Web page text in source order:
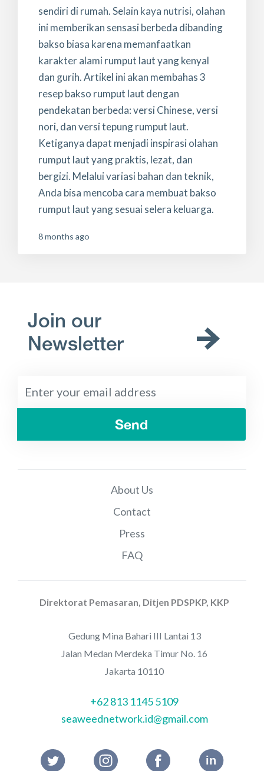
sendiri di rumah. Selain kaya nutrisi, olahan
ini memberikan sensasi berbeda dibanding
bakso biasa karena memanfaatkan
karakter alami rumput laut yang kenyal
dan gurih. Artikel ini akan membahas 3
resep bakso rumput laut dengan
pendekatan berbeda: versi Chinese, versi
nori, dan versi tepung rumput laut.
Ketiganya dapat menjadi inspirasi olahan
rumput laut yang praktis, lezat, dan
bergizi. Melalui variasi bahan dan teknik,
Anda bisa mencoba cara membuat bakso
rumput laut yang sesuai selera keluarga.
8 months ago
Join our
Newsletter
Send
About Us
Contact
Press
FAQ
Direktorat Pemasaran, Ditjen PDSPKP, KKP
Gedung Mina Bahari III Lantai 13
Jalan Medan Merdeka Timur No. 16
Jakarta 10110
+62 813 1145 5109
seaweednetwork.id@gmail.com